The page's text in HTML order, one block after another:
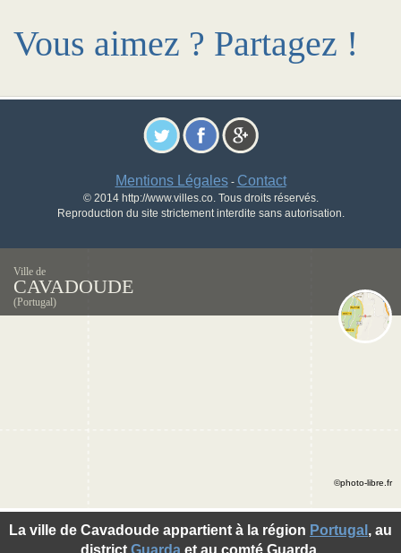
Vous aimez ? Partagez !
Mentions Légales- Contact
© 2014 http://www.villes.co. Tous droits réservés.
Reproduction du site strictement interdite sans autorisation.
Ville de
CAVADOUDE
(Portugal)
La ville de Cavadoude appartient à la région Portugal , au
district Guarda et au comté Guarda.
©photo-libre.fr